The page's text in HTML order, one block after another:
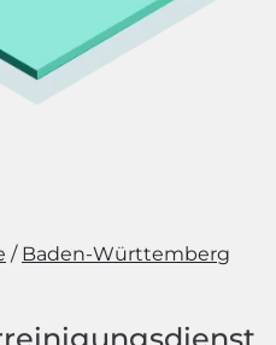
Baden-Württemberg